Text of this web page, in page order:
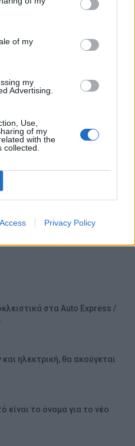
of my
my
Advertising.
Use,
of my
with the
Privacy Policy
Peugeot 208 διατηρεί
στα Auto Express /
ηλεκτρική, θα ακούγεται
είναι το όνομα για το νέο